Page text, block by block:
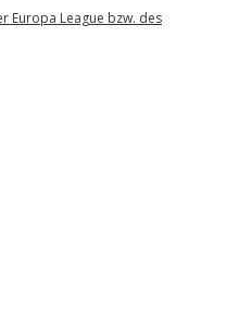
Europa League bzw. des